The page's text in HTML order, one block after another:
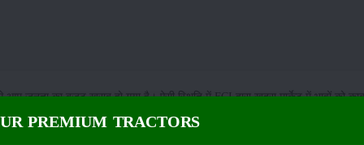
जनता का बजट खराब हो गया है। ऐसी स्थिति में FCI द्वारा खुदरा मार्केट में भावों को
खबर है। गेहूं एवं चीनी के भावों में कमी दर्ज की गई है। इससे खुदरा बाजार में भी इन खाद्य
PREMIUM TRACTORS